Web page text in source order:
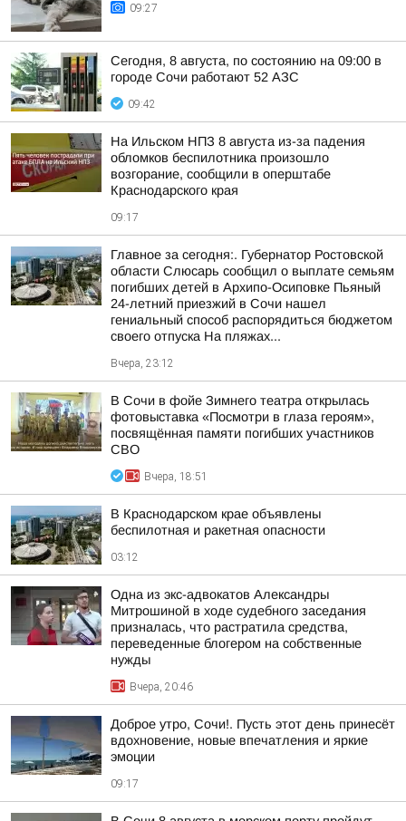
09:27
Сегодня, 8 августа, по состоянию на 09:00 в
городе Сочи работают 52 АЗС
09:42
На Ильском НПЗ 8 августа из-за падения
обломков беспилотника произошло
возгорание, сообщили в оперштабе
Краснодарского края
09:17
Главное за сегодня:. Губернатор Ростовской
области Слюсарь сообщил о выплате семьям
погибших детей в Архипо-Осиповке Пьяный
24-летний приезжий в Сочи нашел
гениальный способ распорядиться бюджетом
своего отпуска На пляжах...
Вчера, 23:12
В Сочи в фойе Зимнего театра открылась
фотовыставка «Посмотри в глаза героям»,
посвящённая памяти погибших участников
СВО
Вчера, 18:51
В Краснодарском крае объявлены
беспилотная и ракетная опасности
03:12
Одна из экс-адвокатов Александры
Митрошиной в ходе судебного заседания
призналась, что растратила средства,
переведенные блогером на собственные
нужды
Вчера, 20:46
Доброе утро, Сочи!. Пусть этот день принесёт
вдохновение, новые впечатления и яркие
эмоции
09:17